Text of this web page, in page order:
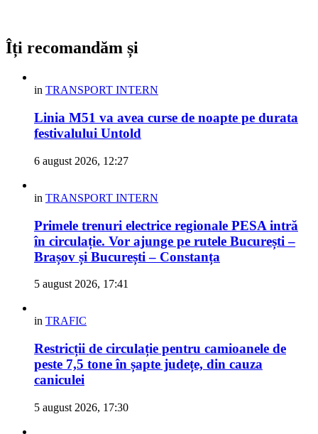
Îți recomandăm și
in TRANSPORT INTERN
Linia M51 va avea curse de noapte pe durata
festivalului Untold
6 august 2026, 12:27
in TRANSPORT INTERN
Primele trenuri electrice regionale PESA intră
în circulație. Vor ajunge pe rutele București –
Brașov și București – Constanța
5 august 2026, 17:41
in TRAFIC
Restricții de circulație pentru camioanele de
peste 7,5 tone în șapte județe, din cauza
caniculei
5 august 2026, 17:30